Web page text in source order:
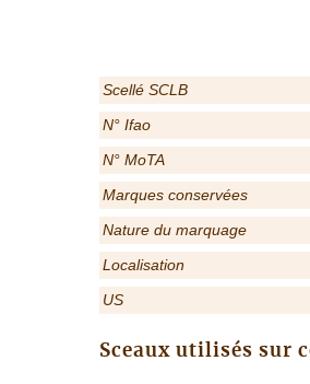
Scellé SCLB
N° Ifao
N° MoTA
Marques conservées
Nature du marquage
Localisation
US
Sceaux utilisés sur